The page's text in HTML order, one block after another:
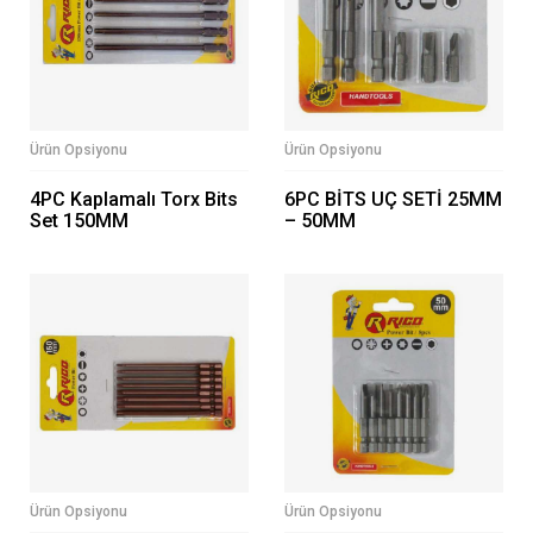
Ürün Opsiyonu
4PC Kaplamalı Torx Bits
Set 150MM
Ürün Opsiyonu
6PC BİTS UÇ SETİ 25MM
– 50MM
Ürün Opsiyonu Ürün Opsiyonu